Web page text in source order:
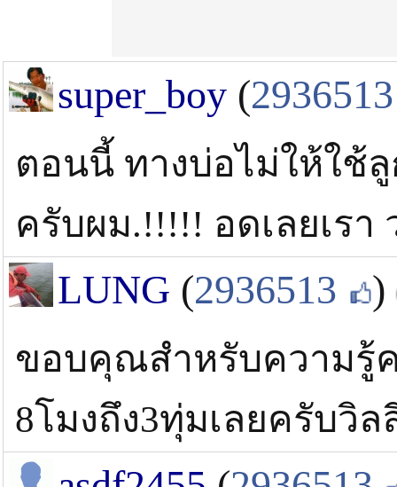
super_boy (2936513
ตอนนี้ ทางบ่อไม่ให้ใช้
ครับผม.!!!!! อดเลยเร
LUNG (2936513 )
ขอบคุณสำหรับความรู้
8โมงถึง3ทุ่มเลยครับวิ